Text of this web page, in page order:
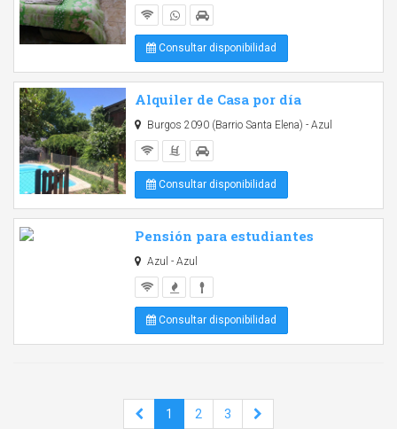
Consultar disponibilidad
Alquiler de Casa por día
Burgos 2090 (Barrio Santa Elena) - Azul
Consultar disponibilidad
Pensión para estudiantes
Azul - Azul
Consultar disponibilidad
1 2 3